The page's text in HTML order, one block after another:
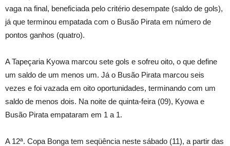
vaga na final, beneficiada pelo critério desempate (saldo de gols),
já que terminou empatada com o Busão Pirata em número de
pontos ganhos (quatro).
A Tapeçaria Kyowa marcou sete gols e sofreu oito, o que define
um saldo de um menos um. Já o Busão Pirata marcou seis
vezes e foi vazada em oito oportunidades, terminando com um
saldo de menos dois. Na noite de quinta-feira (09), Kyowa e
Busão Pirata empataram em 1 a 1.
A 12ª. Copa Bonga tem seqüência neste sábado (11), a partir das